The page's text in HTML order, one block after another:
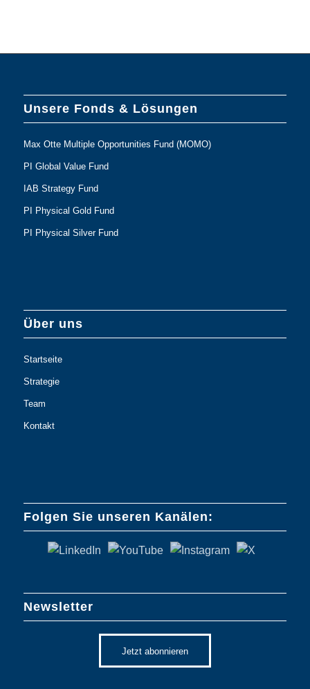
Unsere Fonds & Lösungen
Max Otte Multiple Opportunities Fund (MOMO)
PI Global Value Fund
IAB Strategy Fund
PI Physical Gold Fund
PI Physical Silver Fund
Über uns
Startseite
Strategie
Team
Kontakt
Folgen Sie unseren Kanälen:
Newsletter
Jetzt abonnieren